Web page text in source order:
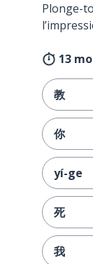
Plonge-
13
教
你
yí-ge
死
我